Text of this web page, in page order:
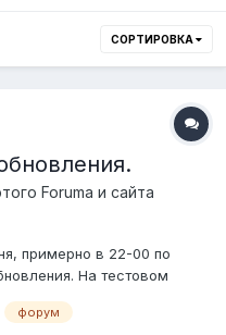
СОРТИРОВКА
Forumа и сайта
примерно в 22-00 по
На тестовом
комментарии во время
форум